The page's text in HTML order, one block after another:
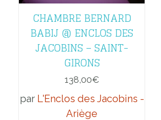
CHAMBRE BERNARD
BABIJ @ ENCLOS DES
JACOBINS – SAINT-
GIRONS
138,00€
par L'Enclos des Jacobins -
Ariège